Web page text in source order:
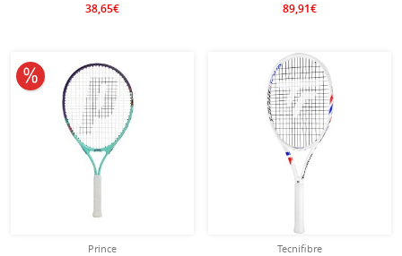
38,65€ 89,91€
Prince
10% reduziert
Tecnifibre